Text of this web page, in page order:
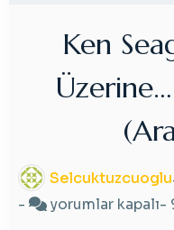
Ken
Selcuktuzcuoglu
-
Ken
yorumlar kapalı-